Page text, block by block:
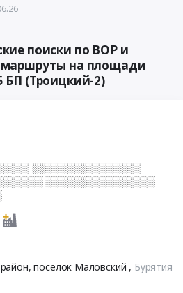
поиски по ВОР и
маршруты на площади
БП (Троицкий-2)
░░░░░░░░░░░░░░░░
░░░░░░░░░░░░░░░░
поселок Маловский , Бурятия